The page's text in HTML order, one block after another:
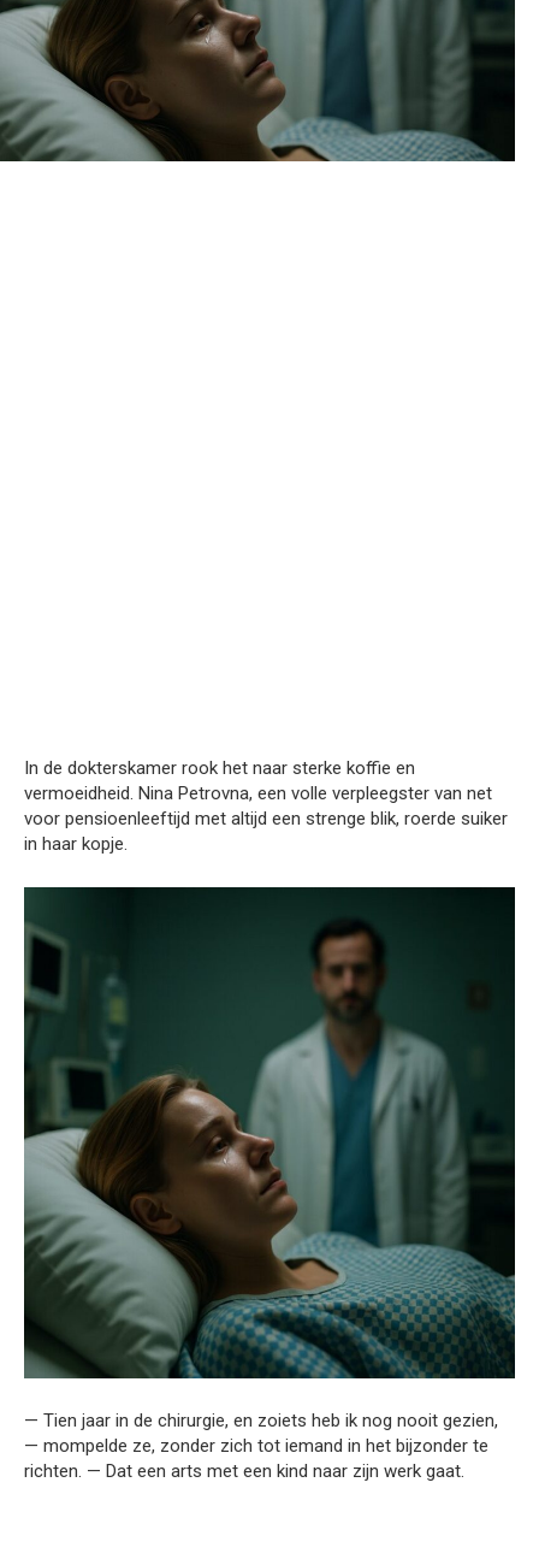
In de dokterskamer rook het naar sterke koffie en
vermoeidheid. Nina Petrovna, een volle verpleegster van net
voor pensioenleeftijd met altijd een strenge blik, roerde suiker
in haar kopje.
— Tien jaar in de chirurgie, en zoiets heb ik nog nooit gezien,
— mompelde ze, zonder zich tot iemand in het bijzonder te
richten. — Dat een arts met een kind naar zijn werk gaat.